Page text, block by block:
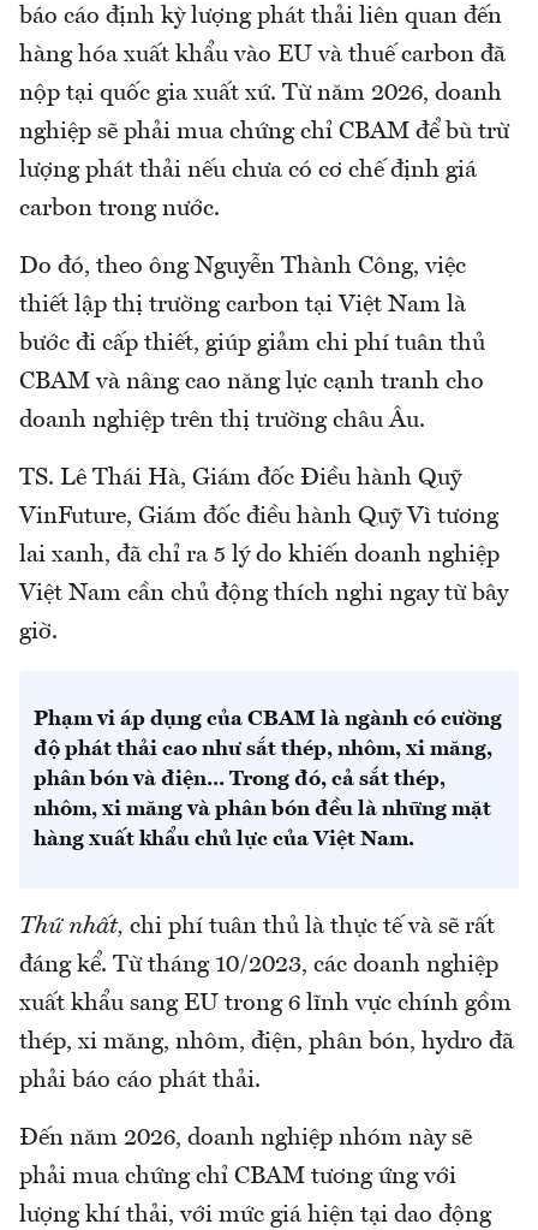
báo cáo định kỳ lượng phát thải liên quan đến
hàng hóa xuất khẩu vào EU và thuế carbon đã
nộp tại quốc gia xuất xứ. Từ năm 2026, doanh
nghiệp sẽ phải mua chứng chỉ CBAM để bù trừ
lượng phát thải nếu chưa có cơ chế định giá
carbon trong nước.
Do đó, theo ông Nguyễn Thành Công, việc
thiết lập thị trường carbon tại Việt Nam là
bước đi cấp thiết, giúp giảm chi phí tuân thủ
CBAM và nâng cao năng lực cạnh tranh cho
doanh nghiệp trên thị trường châu Âu.
TS. Lê Thái Hà, Giám đốc Điều hành Quỹ
VinFuture, Giám đốc điều hành Quỹ Vì tương
lai xanh, đã chỉ ra 5 lý do khiến doanh nghiệp
Việt Nam cần chủ động thích nghi ngay từ bây
giờ.
Phạm vi áp dụng của CBAM là ngành có cường
độ phát thải cao như sắt thép, nhôm, xi măng,
phân bón và điện... Trong đó, cả sắt thép,
nhôm, xi măng và phân bón đều là những mặt
hàng xuất khẩu chủ lực của Việt Nam.
Thứ nhất, chi phí tuân thủ là thực tế và sẽ rất
đáng kể. Từ tháng 10/2023, các doanh nghiệp
xuất khẩu sang EU trong 6 lĩnh vực chính gồm
thép, xi măng, nhôm, điện, phân bón, hydro đã
phải báo cáo phát thải.
Đến năm 2026, doanh nghiệp nhóm này sẽ
phải mua chứng chỉ CBAM tương ứng với
lượng khí thải, với mức giá hiện tại dao động